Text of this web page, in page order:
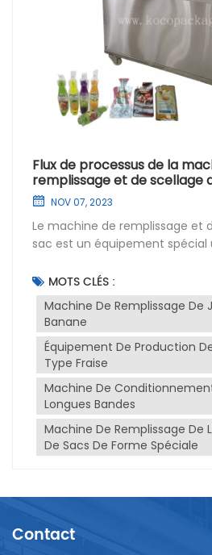
Flux de processus de la
remplissage et de scellage
forme spéciale
NOV 07, 2023
Le machine de remplissage et
sac est un équipement spécial utilisé pour remplir
de forme spéciale font
d'emballage dont la forme est
d'emballage traditionnels. Les
forme spéciale comprennent
sacs en forme de fruit, etc. Le
remplissage et de scellage de
spéciale présente les caractéristiques suivantes
:Forte adaptabilité :
des sacs de forme spéciale
et tailles, et peut effectuer
remplissage et de scellage de
remplissage et garantir que la
chaque sac est
MOTS CLÉS :
Machine De Remplissage De
Banane
Équipement De Production
Type Fraise
Machine De
Longues Bandes
Machine De Remplissage De
De Sacs De Forme Spéciale
Contact